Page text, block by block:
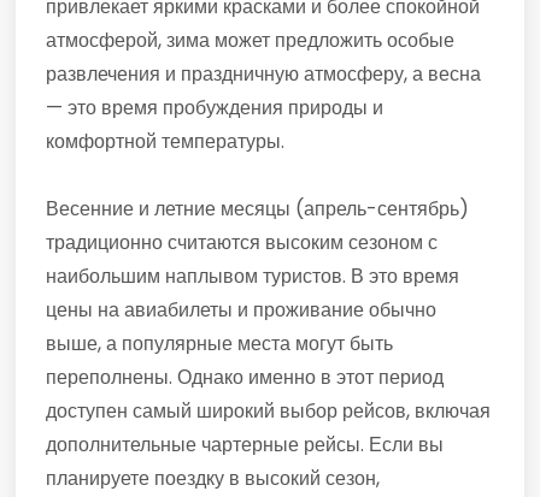
привлекает яркими красками и более спокойной
атмосферой, зима может предложить особые
развлечения и праздничную атмосферу, а весна
— это время пробуждения природы и
комфортной температуры.
Весенние и летние месяцы (апрель-сентябрь)
традиционно считаются высоким сезоном с
наибольшим наплывом туристов. В это время
цены на авиабилеты и проживание обычно
выше, а популярные места могут быть
переполнены. Однако именно в этот период
доступен самый широкий выбор рейсов, включая
дополнительные чартерные рейсы. Если вы
планируете поездку в высокий сезон,